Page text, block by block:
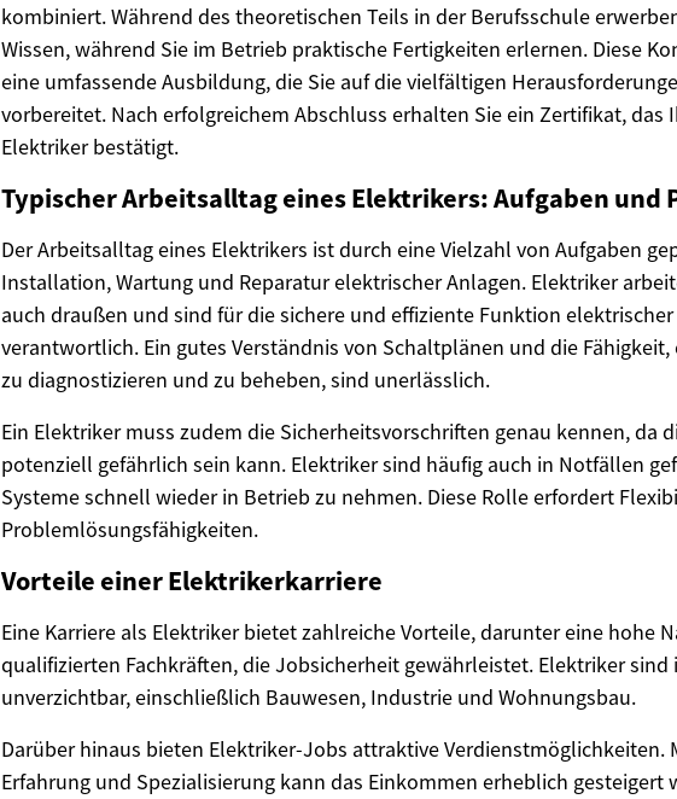
kombiniert. Während des theoretischen Teils in der Berufsschule
Wissen, während Sie im Betrieb praktische Fertigkeiten erlernen. Diese
eine umfassende Ausbildung, die Sie auf die vielfältigen
vorbereitet. Nach erfolgreichem Abschluss erhalten Sie ein Zertifikat, das
Elektriker bestätigt.
Typischer Arbeitsalltag eines Elektrikers: Aufgaben und
Der Arbeitsalltag eines Elektrikers ist durch eine Vielzahl von Aufgaben
Installation, Wartung und Reparatur elektrischer Anlagen. Elektriker
auch draußen und sind für die sichere und effiziente Funktion
verantwortlich. Ein gutes Verständnis von Schaltplänen und die
zu diagnostizieren und zu beheben, sind unerlässlich.
Ein Elektriker muss zudem die Sicherheitsvorschriften genau kennen, da
potenziell gefährlich sein kann. Elektriker sind häufig auch in Notfällen
Systeme schnell wieder in Betrieb zu nehmen. Diese Rolle erfordert
Problemlösungsfähigkeiten.
Vorteile einer Elektrikerkarriere
Eine Karriere als Elektriker bietet zahlreiche Vorteile, darunter eine hohe
qualifizierten Fachkräften, die Jobsicherheit gewährleistet. Elektriker sind
unverzichtbar, einschließlich Bauwesen, Industrie und Wohnungsbau.
Darüber hinaus bieten Elektriker-Jobs attraktive Verdienstmöglichkeiten.
Erfahrung und Spezialisierung kann das Einkommen erheblich gesteigert